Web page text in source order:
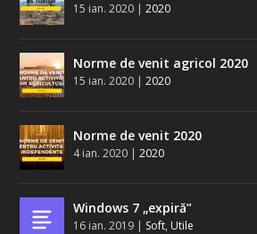
15 ian. 2020 |2020
Norme de venit agricol 2020
15 ian. 2020 |2020
Norme de venit 2020
4 ian. 2020 |2020
Windows 7 „expiră”
16 ian. 2019 | Soft, Utile